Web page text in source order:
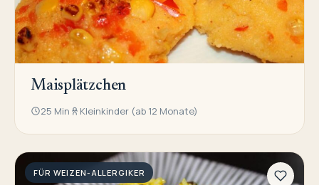
Maisplätzchen
25 Min Kleinkinder (ab 12 Monate)
FÜR WEIZEN-ALLERGIKER